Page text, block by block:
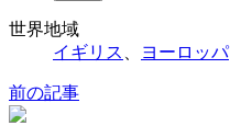
世界地域
イギリス
ヨーロッパ
前の記事